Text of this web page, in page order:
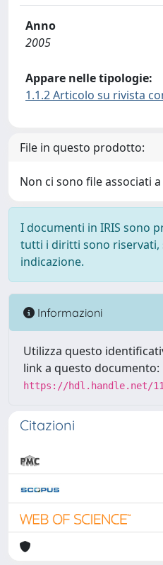
Anno
2005
Appare nelle tipologie:
1.1.2 Articolo su rivista
File in questo prodotto:
Non ci sono file associati
I documenti in IRIS sono
tutti i diritti sono riservati,
indicazione.
Informazioni
Utilizza questo
link a questo documento:
https://hdl.handle.net/
Citazioni